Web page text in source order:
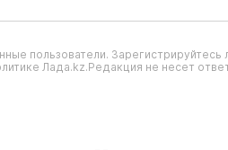
пользователи.
Лада.kz.Редакция не несет